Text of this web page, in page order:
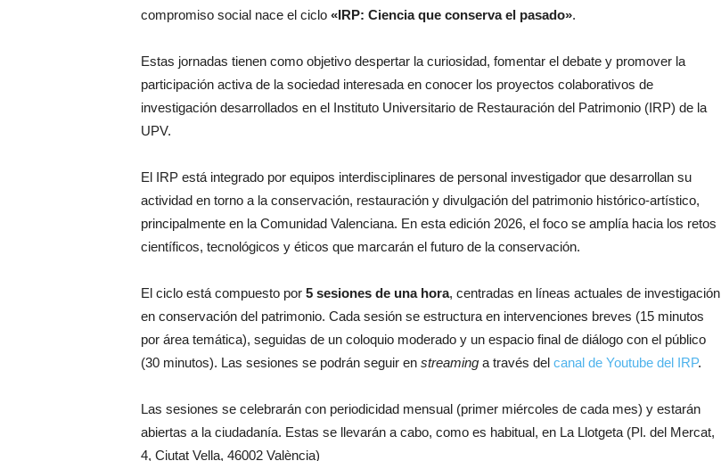
compromiso social nace el ciclo «IRP: Ciencia que conserva el pasado».
Estas jornadas tienen como objetivo despertar la curiosidad, fomentar el debate y promover la
participación activa de la sociedad interesada en conocer los proyectos colaborativos de
investigación desarrollados en el Instituto Universitario de Restauración del Patrimonio (IRP) de la
UPV.
El IRP está integrado por equipos interdisciplinares de personal investigador que desarrollan su
actividad en torno a la conservación, restauración y divulgación del patrimonio histórico-artístico,
principalmente en la Comunidad Valenciana. En esta edición 2026, el foco se amplía hacia los retos
científicos, tecnológicos y éticos que marcarán el futuro de la conservación.
El ciclo está compuesto por 5 sesiones de una hora, centradas en líneas actuales de investigación
en conservación del patrimonio. Cada sesión se estructura en intervenciones breves (15 minutos
por área temática), seguidas de un coloquio moderado y un espacio final de diálogo con el público
(30 minutos). Las sesiones se podrán seguir en streaming a través del canal de Youtube del IRP.
Las sesiones se celebrarán con periodicidad mensual (primer miércoles de cada mes) y estarán
abiertas a la ciudadanía. Estas se llevarán a cabo, como es habitual, en La Llotgeta (Pl. del Mercat,
4, Ciutat Vella, 46002 València)